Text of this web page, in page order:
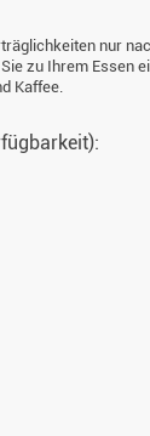
nur
zu Ihrem Essen
Kaffee.